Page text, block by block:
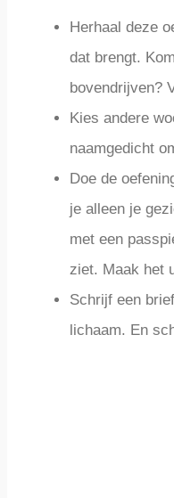
Herhaal deze
dat brengt.
bovendrijven?
Kies andere
naamgedicht
Doe de
je alleen je
met een
ziet. Maak het
Schrijf een
lichaam. En